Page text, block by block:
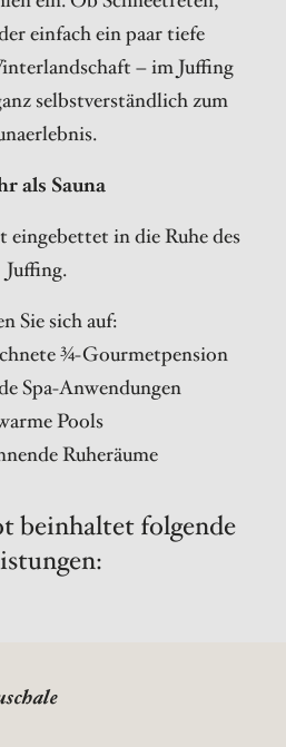
einfach ein paar tiefe
– im Juffing
selbstverständlich zum
als Sauna
eingebettet in die Ruhe des
Juffing.
Sie sich auf:
¾-Gourmetpension
Spa-Anwendungen
Pools
Ruheräume
beinhaltet folgende